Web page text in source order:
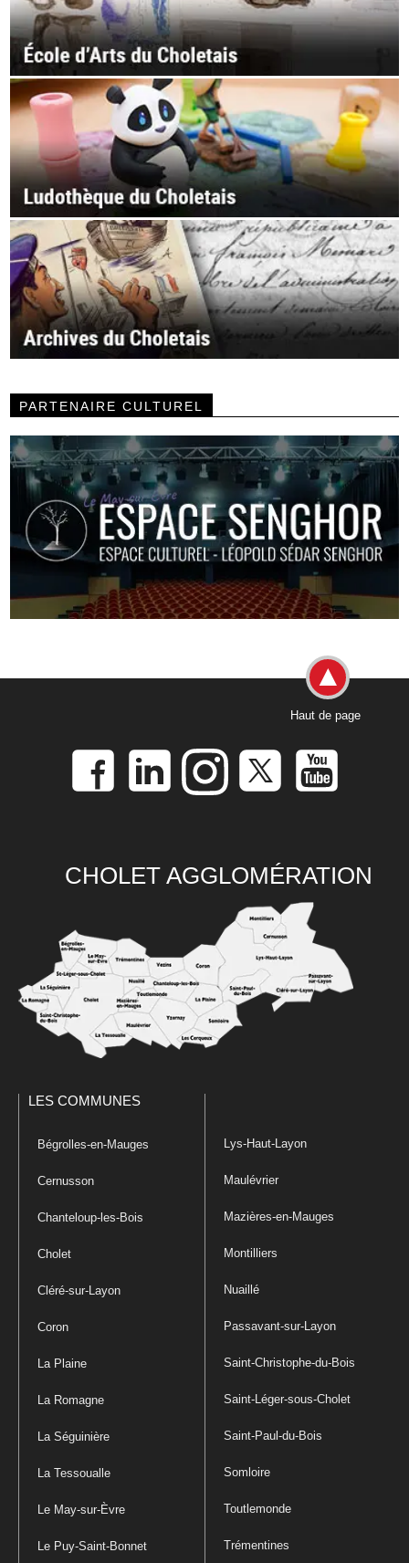
PARTENAIRE CULTUREL
Haut de page
CHOLET AGGLOMÉRATION
LES COMMUNES
Bégrolles-en-Mauges
Cernusson
Chanteloup-les-Bois
Cholet
Cléré-sur-Layon
Coron
La Plaine
La Romagne
La Séguinière
La Tessoualle
Le May-sur-Èvre
Le Puy-Saint-Bonnet
Lys-Haut-Layon
Maulévrier
Mazières-en-Mauges
Montilliers
Nuaillé
Passavant-sur-Layon
Saint-Christophe-du-Bois
Saint-Léger-sous-Cholet
Saint-Paul-du-Bois
Somloire
Toutlemonde
Trémentines